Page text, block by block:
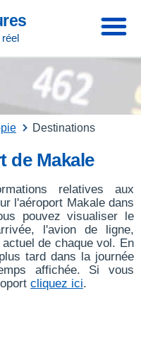
Destinations
de Makale
relatives aux
l'aéroport Makale dans
pouvez visualiser le
l'avion de ligne,
de chaque vol. En
tard dans la journée
affichée. Si vous
cliquez ici.